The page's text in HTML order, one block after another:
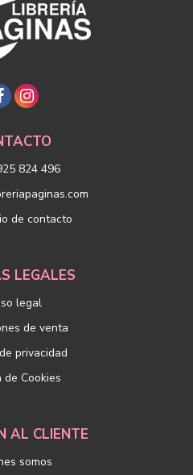
824 496
de contacto
LEGALES
legal
de venta
privacidad
de Cookies
AL CLIENTE
somos